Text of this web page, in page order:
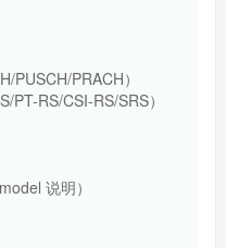
PUSCH/PRACH）
RS/CSI-RS/SRS）
说明）